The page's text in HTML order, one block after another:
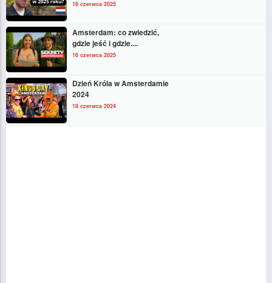
16 czerwca 2025
Amsterdam: co zwiedzić,
gdzie jeść i gdzie....
16 czerwca 2025
Dzień Króla w Amsterdamie
2024
18 czerwca 2024